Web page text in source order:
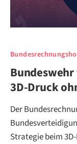
3D-Druck
Der
Strategie beim